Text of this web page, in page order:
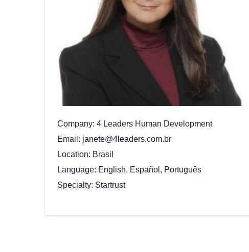
Company 4 Leaders Human Development
Email
janete@4leaders.com.br
Location
Brasil
Language English, Español, Português
Specialty Startrust